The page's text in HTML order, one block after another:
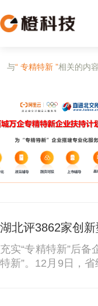
与“ 专精特新 ”相关的内容
湖北评3862家创
充实“专精特新”后备企业库 我省首评3862家创新型中小企业 梯度培育中小
特新”。12月9日，